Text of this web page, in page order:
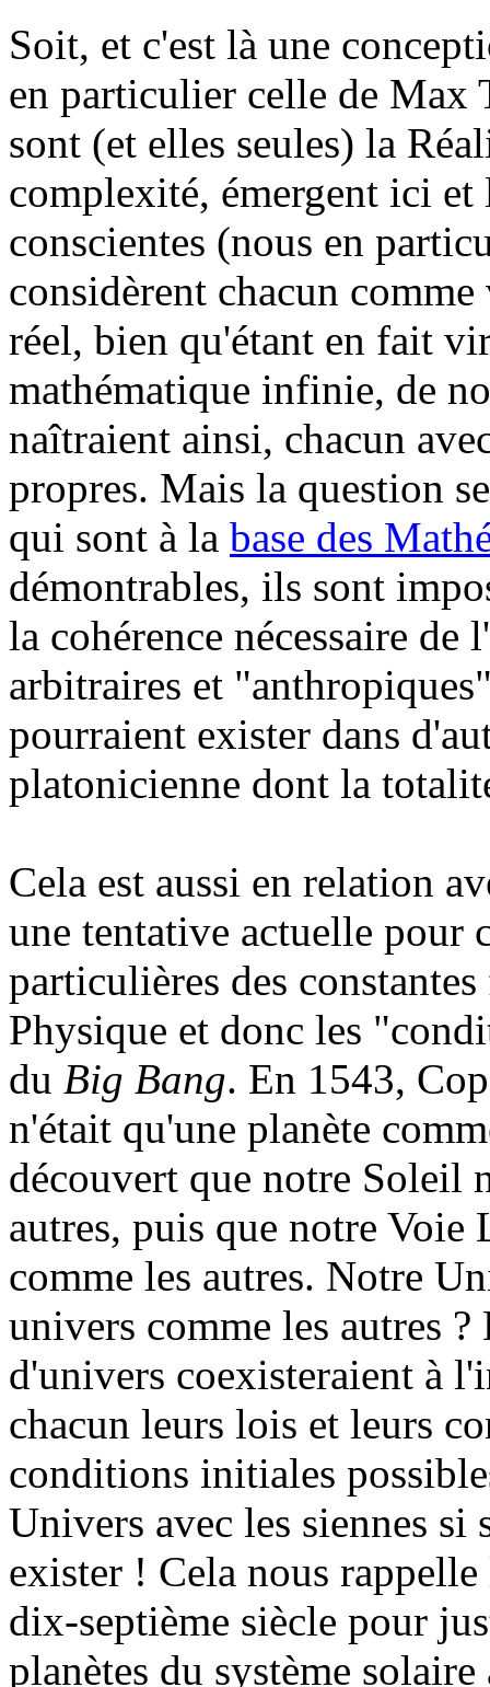
Soit, et c'est là une
en particulier celle de Max
sont (et elles seules) la
complexité, émergent ici et
conscientes (nous en
considèrent chacun
réel, bien qu'étant en fait
mathématique infinie, de
naîtraient ainsi, chacun
propres. Mais la question
qui sont à la base des
démontrables, ils sont
la cohérence nécessaire
arbitraires et
pourraient exister dans
platonicienne dont la
Cela est aussi en relation
une tentative actuelle pour
particulières des
Physique et donc les
du Big Bang. En 1543,
n'était qu'une planète
découvert que notre Soleil
autres, puis que notre Voie
comme les autres. Notre
univers comme les autres
d'univers coexisteraient à
chacun leurs lois et leurs
conditions initiales
Univers avec les siennes si
exister ! Cela nous
dix-septième siècle pour
planètes du système